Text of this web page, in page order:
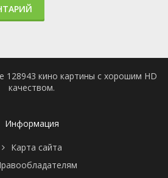
128943 кино картины с хорошим HD
качеством.
Информация
Карта сайта